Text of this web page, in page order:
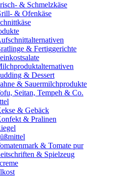
& Schmelzkäse
& Ofenkäse
& Fertiggerichte
& Dessert
& Sauermilchprodukte
Seitan, Tempeh & Co.
& Gebäck
& Pralinen
& Tomate pur
& Spielzeug